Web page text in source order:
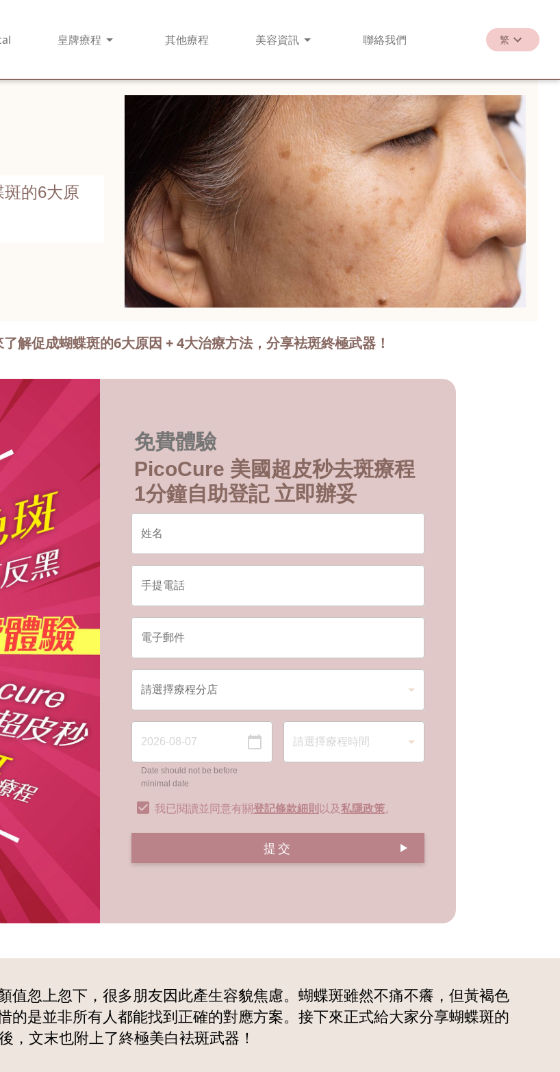
皇牌療程 其他療程 美容資訊 聯絡我們 繁
繁
EN
的6大原
解促成蝴蝶斑的6大原因 + 4大治療方法，分享袪斑終極武器！
免費體驗
PicoCure 美國超皮秒去斑療程
1分鐘自助登記 立即辦妥
Date should not be before
minimal date
我已閱讀並同意有關登記條款細則以及私隱政策。
提交
值忽上忽下，很多朋友因此產生容貌焦慮。蝴蝶斑雖然不痛不癢，但黃褐色
的是並非所有人都能找到正確的對應方案。接下來正式給大家分享蝴蝶斑的
，文末也附上了終極美白袪斑武器！